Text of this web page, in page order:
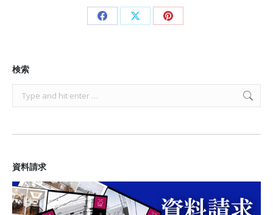
Share Share Share
検索
Search:
資料請求